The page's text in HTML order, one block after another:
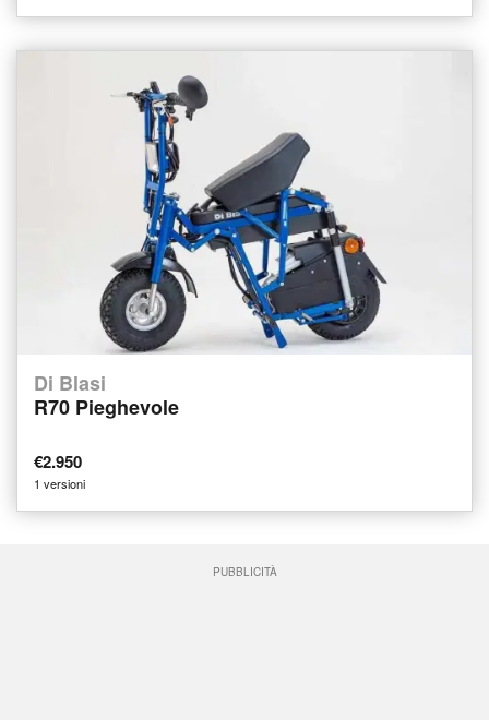
Di Blasi
R70 Pieghevole
€2.950
1 versioni
PUBBLICITÀ